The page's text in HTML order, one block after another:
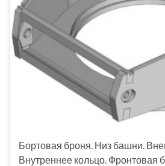
Бортовая броня. Низ башни.
Внутреннее кольцо. Фронтовая